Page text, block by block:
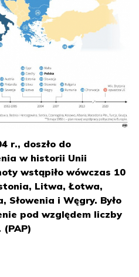
r., doszło do
w historii Unii
wstąpiło wówczas 10
Litwa, Łotwa,
Słowenia i Węgry. Było
pod względem liczby